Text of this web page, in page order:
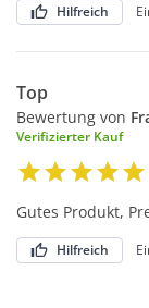
Hilfreich
Top
Bewertung von
Verifizierter Kauf
Gutes Produkt,
Hilfreich